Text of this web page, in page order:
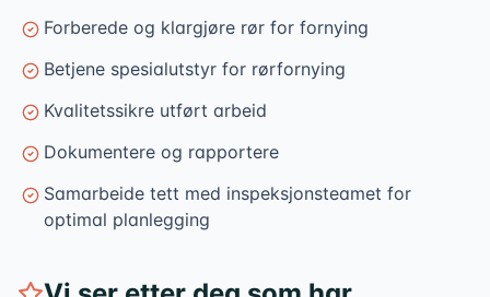
Forberede og klargjøre rør for fornying
Betjene spesialutstyr for rørfornying
Kvalitetssikre utført arbeid
Dokumentere og rapportere
Samarbeide tett med inspeksjonsteamet for
optimal planlegging